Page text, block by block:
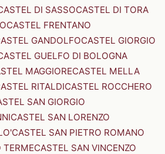
DI SASSOCASTEL DI TORA
CASTEL FRENTANO
GANDOLFOCASTEL GIORGIO
GUELFO DI BOLOGNA
MAGGIORECASTEL MELLA
RITALDICASTEL ROCCHERO
SAN GIORGIO
CASTEL SAN LORENZO
CASTEL SAN PIETRO ROMANO
TERMECASTEL SAN VINCENZO